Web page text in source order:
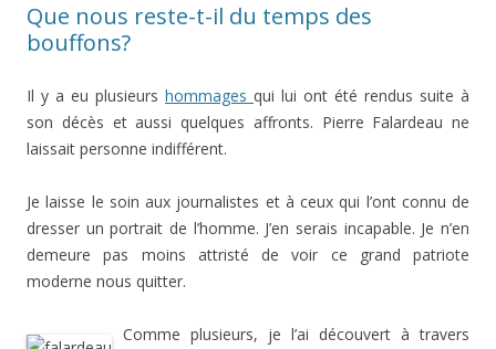
Que nous reste-t-il du temps des
bouffons?
Il y a eu plusieurs hommages qui lui ont été rendus suite à
son décès et aussi quelques affronts. Pierre Falardeau ne
laissait personne indifférent.
Je laisse le soin aux journalistes et à ceux qui l’ont connu de
dresser un portrait de l’homme. J’en serais incapable. Je n’en
demeure pas moins attristé de voir ce grand patriote
moderne nous quitter.
Comme plusieurs, je l’ai découvert à travers